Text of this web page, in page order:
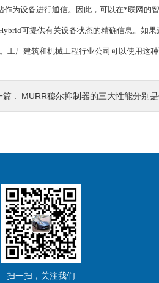
为设备进行通信。因此，可以在*联网的
可提供有关设备状态的精确信息。如
厂建筑和机械工程行业公司可以使用这
篇 : MURR穆尔抑制器的三大性能分别是
扫一扫，关注我们